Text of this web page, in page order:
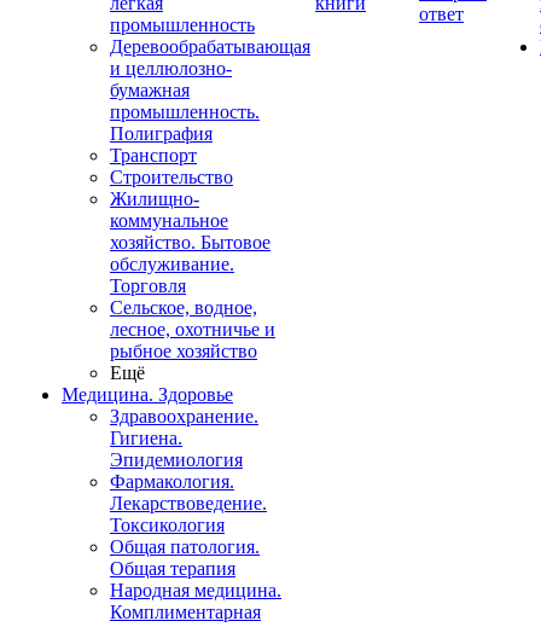
промышленность
Деревообрабатывающая
и целлюлозно-
бумажная
промышленность.
Полиграфия
Транспорт
Строительство
Жилищно-
коммунальное
хозяйство. Бытовое
обслуживание.
Торговля
Сельское, водное,
лесное, охотничье и
рыбное хозяйство
Ещё
Медицина. Здоровье
Здравоохранение.
Гигиена.
Эпидемиология
Фармакология.
Лекарствоведение.
Токсикология
Общая патология.
Общая терапия
Народная медицина.
Комплиментарная
ответ